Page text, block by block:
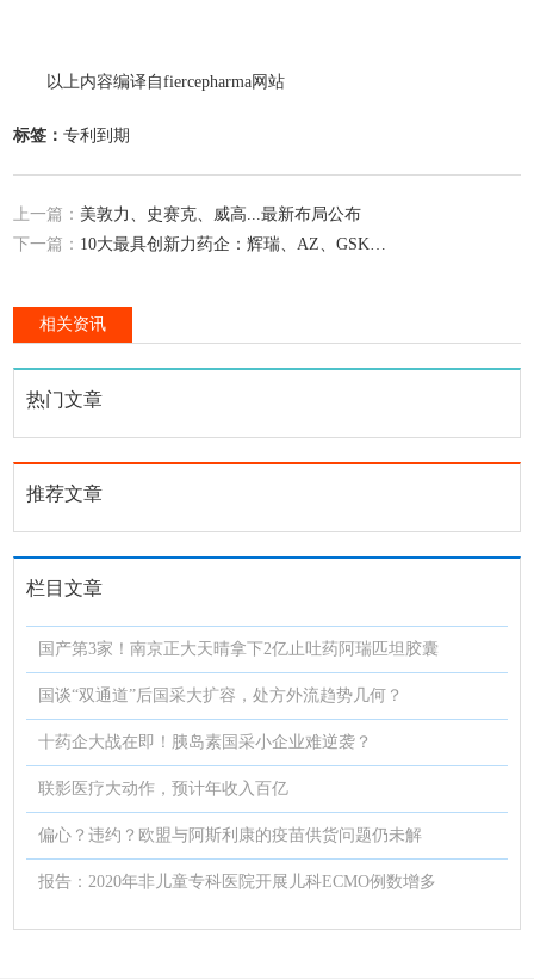
以上内容编译自fiercepharma网站
标签：专利到期
上一篇： 美敦力、史赛克、威高...最新布局公布
下一篇： 10大最具创新力药企：辉瑞、AZ、GSK…
相关资讯
热门文章
推荐文章
栏目文章
国产第3家！南京正大天晴拿下2亿止吐药阿瑞匹坦胶囊
国谈“双通道”后国采大扩容，处方外流趋势几何？
十药企大战在即！胰岛素国采小企业难逆袭？
联影医疗大动作，预计年收入百亿
偏心？违约？欧盟与阿斯利康的疫苗供货问题仍未解
报告：2020年非儿童专科医院开展儿科ECMO例数增多